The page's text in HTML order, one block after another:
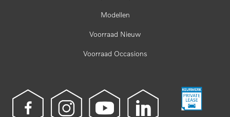
Modellen
Voorraad Nieuw
Voorraad Occasions